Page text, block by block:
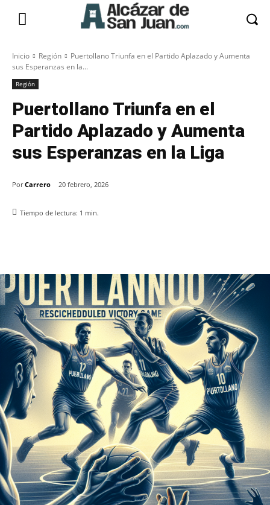
Inicio Región
Puertollano Triunfa en el Partido Aplazado y Aumenta
sus Esperanzas en la...
Región
Puertollano Triunfa en el
Partido Aplazado y Aumenta
sus Esperanzas en la Liga
Por Carrero 20 febrero, 2026
Tiempo de lectura: 1 min.